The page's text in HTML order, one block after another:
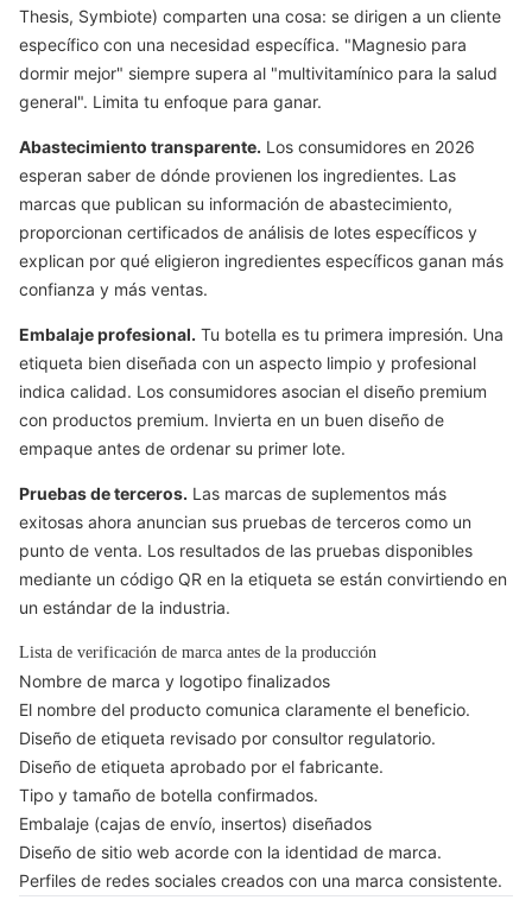
Thesis, Symbiote) comparten una cosa: se dirigen a un cliente
específico con una necesidad específica. "Magnesio para
dormir mejor" siempre supera al "multivitamínico para la salud
general". Limita tu enfoque para ganar.
Abastecimiento transparente. Los consumidores en 2026
esperan saber de dónde provienen los ingredientes. Las
marcas que publican su información de abastecimiento,
proporcionan certificados de análisis de lotes específicos y
explican por qué eligieron ingredientes específicos ganan más
confianza y más ventas.
Embalaje profesional. Tu botella es tu primera impresión. Una
etiqueta bien diseñada con un aspecto limpio y profesional
indica calidad. Los consumidores asocian el diseño premium
con productos premium. Invierta en un buen diseño de
empaque antes de ordenar su primer lote.
Pruebas de terceros. Las marcas de suplementos más
exitosas ahora anuncian sus pruebas de terceros como un
punto de venta. Los resultados de las pruebas disponibles
mediante un código QR en la etiqueta se están convirtiendo en
un estándar de la industria.
Lista de verificación de marca antes de la producción
Nombre de marca y logotipo finalizados
El nombre del producto comunica claramente el beneficio.
Diseño de etiqueta revisado por consultor regulatorio.
Diseño de etiqueta aprobado por el fabricante.
Tipo y tamaño de botella confirmados.
Embalaje (cajas de envío, insertos) diseñados
Diseño de sitio web acorde con la identidad de marca.
Perfiles de redes sociales creados con una marca consistente.